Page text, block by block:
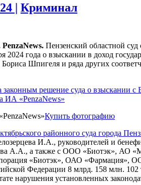
| Криминал
PenzaNews. Пензенский областной
2024 года о взыскании в доход
Бориса Шпигеля и ряда других
Купить фотографию
районного суда города
И.А., руководителей и
А.А., а также с ООО «Биотэк», АО
«Биотэк», ОАО
Федерации 8 млрд. 158 млн.
нарушения установленных